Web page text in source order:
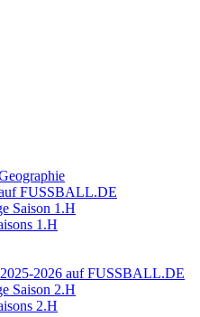
FUSSBALL.DE
Saison 1.H
1.H
2026 auf FUSSBALL.DE
Saison 2.H
2.H